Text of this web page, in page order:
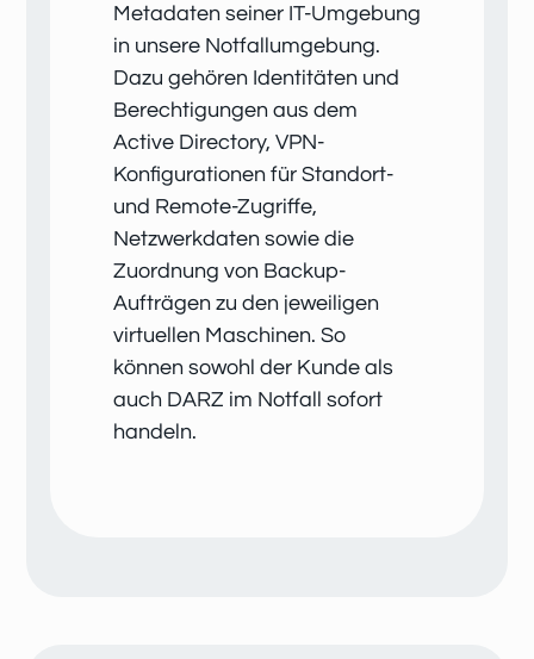
Metadaten seiner IT-Umgebung
in unsere Notfallumgebung.
Dazu gehören Identitäten und
Berechtigungen aus dem
Active Directory, VPN-
Konfigurationen für Standort-
und Remote-Zugriffe,
Netzwerkdaten sowie die
Zuordnung von Backup-
Aufträgen zu den jeweiligen
virtuellen Maschinen. So
können sowohl der Kunde als
auch DARZ im Notfall sofort
handeln.